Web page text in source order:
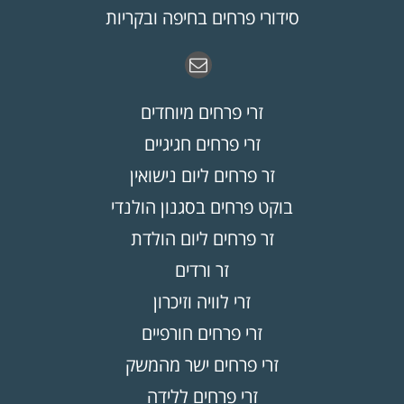
סידורי פרחים בחיפה ובקריות
זרי פרחים מיוחדים
זרי פרחים חגיגיים
זר פרחים ליום נישואין
בוקט פרחים בסגנון הולנדי
זר פרחים ליום הולדת
זר ורדים
זרי לוויה וזיכרון
זרי פרחים חורפיים
זרי פרחים ישר מהמשק
זרי פרחים ללידה